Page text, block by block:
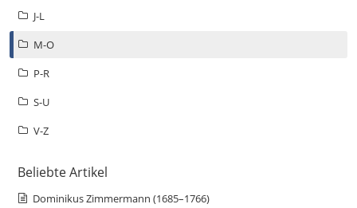
J-L
M-O
P-R
S-U
V-Z
Beliebte Artikel
Dominikus Zimmermann (1685–1766)